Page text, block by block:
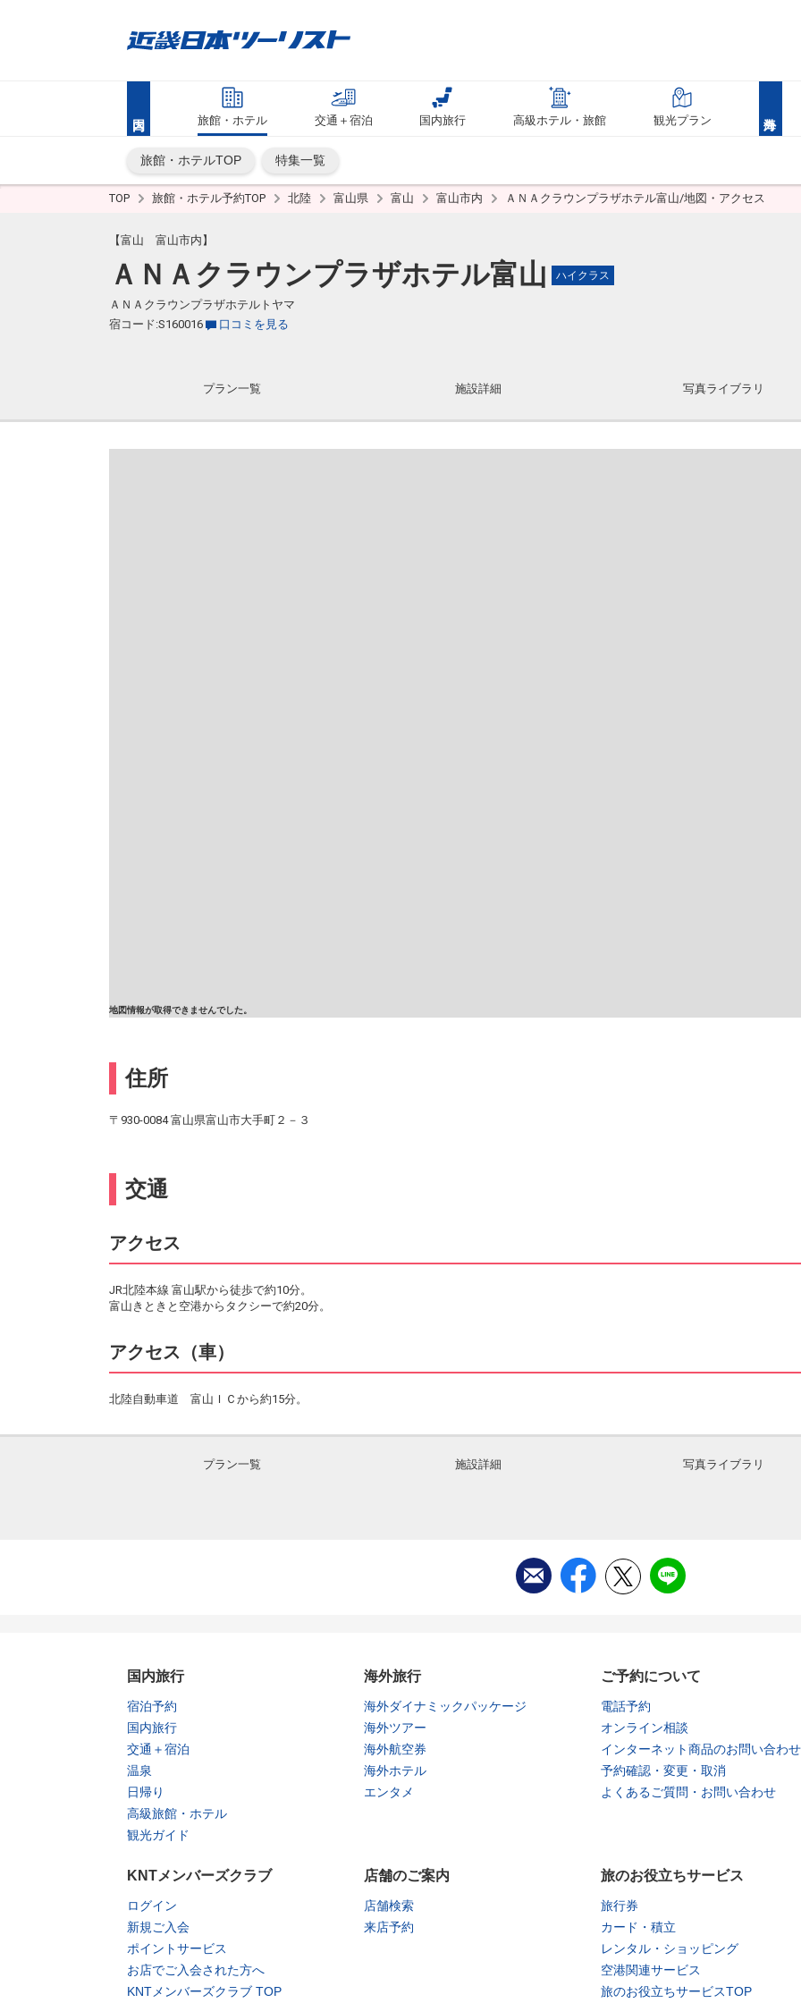
旅館・ホテル 交通＋宿泊 国内旅行 高級ホテル・旅館 観光プラン
旅館・ホテルTOP 特集一覧
TOP 旅館・ホテル予約TOP 北陸 富山県 富山 富山市内 ＡＮＡクラウンプラザホテル富山/地図・アクセス
【富山 富山市内】
ＡＮＡクラウンプラザホテル富山 ハイクラス
ＡＮＡクラウンプラザホテルトヤマ
宿コード:S160016
口コミを見る
プラン一覧 施設詳細 写真ライブラリ
地図情報が取得できませんでした。
住所
〒930-0084 富山県富山市大手町２－３
交通
アクセス
JR北陸本線 富山駅から徒歩で約10分。
富山きときと空港からタクシーで約20分。
アクセス（車）
北陸自動車道 富山ＩＣから約15分。
プラン一覧 施設詳細 写真ライブラリ
国内旅行
宿泊予約
国内旅行
交通＋宿泊
温泉
日帰り
高級旅館・ホテル
観光ガイド
海外旅行
海外ダイナミックパッケージ
海外ツアー
海外航空券
海外ホテル
エンタメ
ご予約について
電話予約
オンライン相談
インターネット商品のお問い合わせ
予約確認・変更・取消
よくあるご質問・お問い合わせ
KNTメンバーズクラブ
ログイン
新規ご入会
ポイントサービス
お店でご入会された方へ
KNTメンバーズクラブ TOP
店舗のご案内
店舗検索
来店予約
旅のお役立ちサービス
旅行券
カード・積立
レンタル・ショッピング
空港関連サービス
旅のお役立ちサービスTOP